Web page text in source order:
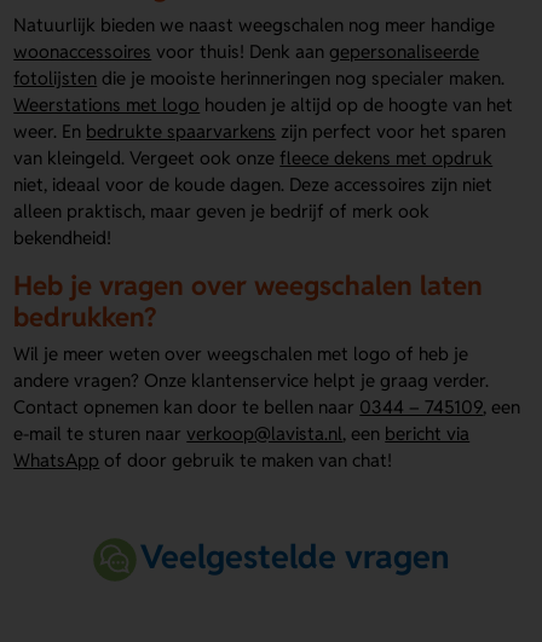
Natuurlijk bieden we naast weegschalen nog meer handige
woonaccessoires voor thuis! Denk aan gepersonaliseerde
fotolijsten die je mooiste herinneringen nog specialer maken.
Weerstations met logo houden je altijd op de hoogte van het
weer. En bedrukte spaarvarkens zijn perfect voor het sparen
van kleingeld. Vergeet ook onze fleece dekens met opdruk
niet, ideaal voor de koude dagen. Deze accessoires zijn niet
alleen praktisch, maar geven je bedrijf of merk ook
bekendheid!
Heb je vragen over weegschalen laten
bedrukken?
Wil je meer weten over weegschalen met logo of heb je
andere vragen? Onze klantenservice helpt je graag verder.
Contact opnemen kan door te bellen naar 0344 – 745109, een
e-mail te sturen naar verkoop@lavista.nl, een bericht via
WhatsApp of door gebruik te maken van chat!
Veelgestelde vragen